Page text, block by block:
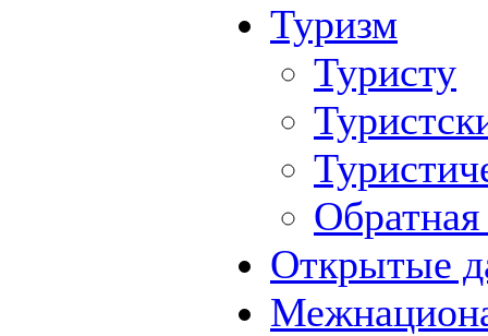
Туризм
Туристу
Обратная
Открытые